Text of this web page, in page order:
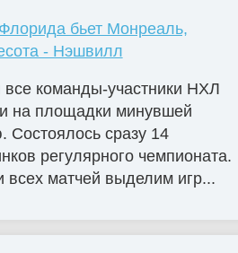
бьет Монреаль,
- Нэшвилл
все команды-участники НХЛ
на площадки минувшей
Состоялось сразу 14
регулярного чемпионата.
всех матчей выделим игр...